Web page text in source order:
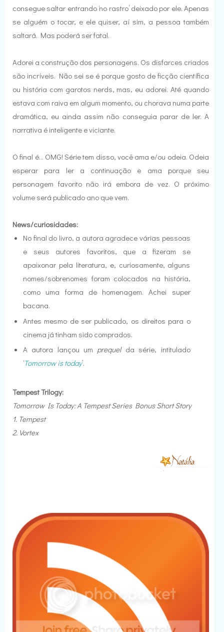
consegue saltar entrando ‘no rastro’ deixado por ele. Apenas
se alguém o tocar, e ele quiser, aí sim, a pessoa também
saltará. Mas poderá ser fatal.
Adorei a construção dos personagens. Os disfarces criados
são incríveis. Não sei se é porque gosto de ficção científica
ou história com garotos nerds, mas, eu adorei. Até quando
estava com raiva em algum momento, ou chorava numa parte
dramática, eu ainda assim não conseguia parar de ler. A
narrativa é inteligente e viciante.
O final é... OMG! Série tem disso, você ama e/ou odeia. Odeia
esperar para ler a continuação e ama porque seu
personagem favorito não irá embora de vez. O próximo
volume será publicado ano que vem.
News/curiosidades:
No final do livro, a autora agradece várias pessoas
e seus autores favoritos, que a fizeram se
apaixonar pela literatura, e, curiosamente, alguns
nomes/sobrenomes foram colocados na história,
como uma forma de homenagem. Achei super
bacana.
Antes mesmo de ser publicado, os direitos para o
cinema já tinham sido comprados.
A autora lançou um prequelda série, intitulado
‘Tomorrow is today’.
Tempest Trilogy:
Tomorrow Is Today: A Tempest Series Bonus Short Story
1. Tempest
2. Vortex